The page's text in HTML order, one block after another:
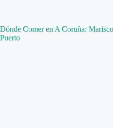
Dónde Comer en A Coruña:
Puerto